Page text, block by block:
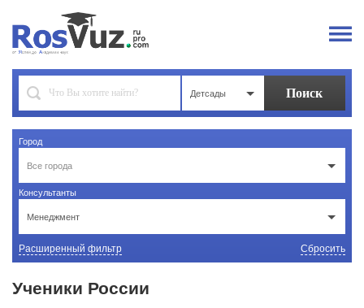
Детсады
Город
Все города
Консультанты
Менеджмент
Расширенный фильтр Сбросить
Ученики России